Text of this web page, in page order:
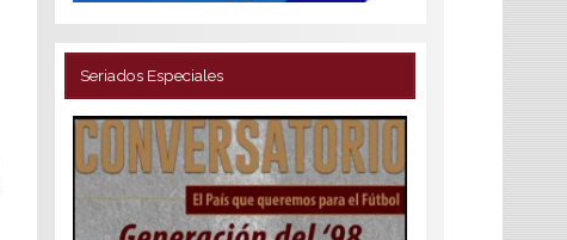
Seriados Especiales